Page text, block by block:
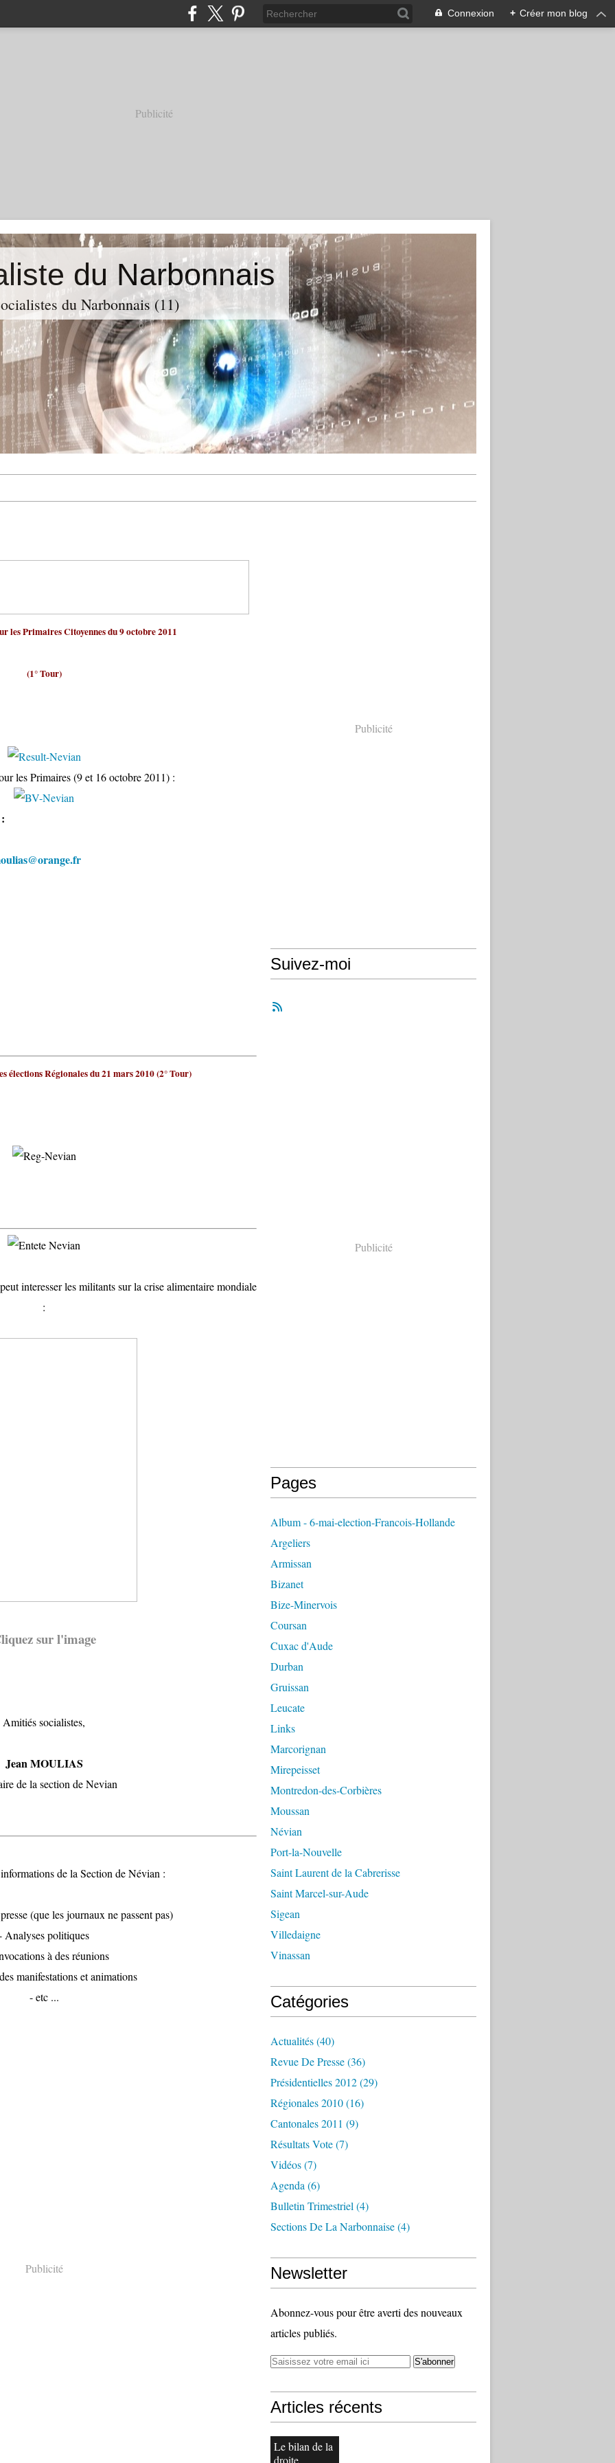
Connexion + Créer mon blog
Publicité
du Narbonnais
du Narbonnais (11)
les Primaires Citoyennes du 9 octobre 2011
(1° Tour)
les Primaires (9 et 16 octobre 2011) :
élections Régionales du 21 mars 2010 (2° Tour)
interesser les militants sur la crise alimentaire mondiale
:
sur l'image
Amitiés socialistes,
Jean MOULIAS
de la section de Nevian
de la Section de Névian :
(que les journaux ne passent pas)
Analyses politiques
à des réunions
manifestations et animations
- etc ...
Publicité
Publicité
Suivez-moi
Publicité
Pages
Album - 6-mai-election-Francois-Hollande
Argeliers
Armissan
Bizanet
Bize-Minervois
Coursan
Cuxac d'Aude
Durban
Gruissan
Leucate
Links
Marcorignan
Mirepeisset
Montredon-des-Corbières
Moussan
Névian
Port-la-Nouvelle
Saint Laurent de la Cabrerisse
Saint Marcel-sur-Aude
Sigean
Villedaigne
Vinassan
Catégories
Actualités(40)
Revue De Presse(36)
Présidentielles 2012(29)
Régionales 2010(16)
Cantonales 2011 (9)
Résultats Vote(7)
Vidéos(7)
Agenda (6)
Bulletin Trimestriel (4)
Sections De La Narbonnaise(4)
Newsletter
Abonnez-vous pour être averti des nouveaux
articles publiés.
Articles récents
Le bilan de la
droite